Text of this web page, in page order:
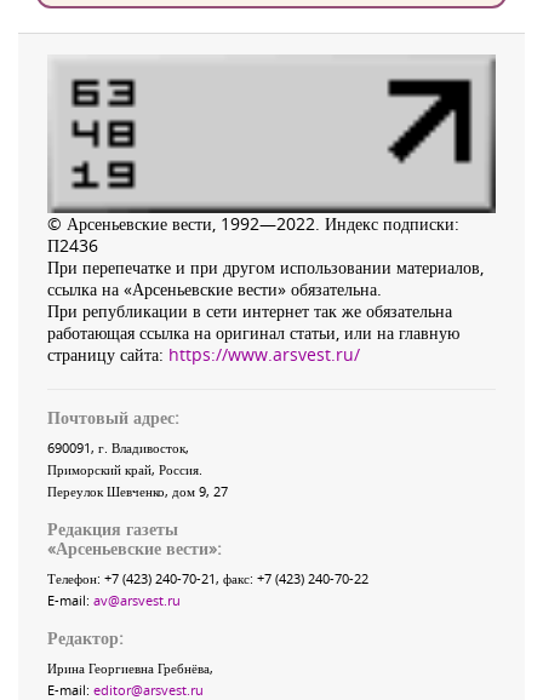
© Арсеньевские вести, 1992—2022. Индекс подписки:
П2436
При перепечатке и при другом использовании материалов,
ссылка на «Арсеньевские вести» обязательна.
При републикации в сети интернет так же обязательна
работающая ссылка на оригинал статьи, или на главную
страницу сайта: https://www.arsvest.ru/
Почтовый адрес:
690091, г. Владивосток,
Приморский край, Россия
Переулок Шевченко, дом 9, 27
Редакция газеты
«Арсеньевские вести»:
Телефон: +7 (423) 240-70-21, факс: +7 (423) 240-70-22
E-mail: av@arsvest.ru
Редактор:
Ирина Георгиевна Гребнёва,
E-mail: editor@arsvest.ru